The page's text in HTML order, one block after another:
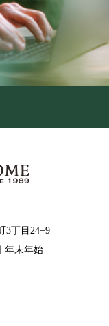
3丁目24−9
年末年始